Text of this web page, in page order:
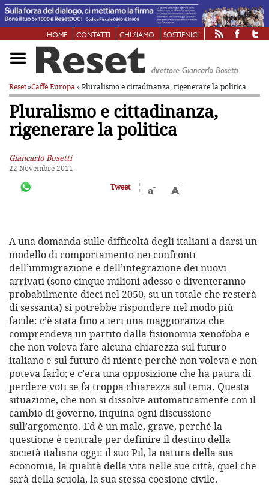
HOME CONTATTI CHI SIAMO SOSTIENICI
Reset»Caffè Europa» Pluralismo e cittadinanza, rigenerare la politica
Pluralismo e cittadinanza,
rigenerare la politica
Giancarlo Bosetti
22 Novembre 2011
Tweet
a- A+
A una domanda sulle difficoltà degli italiani a darsi un
modello di comportamento nei confronti
dell’immigrazione e dell’integrazione dei nuovi
arrivati (sono cinque milioni adesso e diventeranno
probabilmente dieci nel 2050, su un totale che resterà
di sessanta) si potrebbe rispondere nel modo più
facile: c’è stata fino a ieri una maggioranza che
comprendeva un partito dalla fisionomia xenofoba e
che non voleva fare alcuna chiarezza sul futuro
italiano e sul futuro di niente perché non voleva e non
poteva farlo; e c’era una opposizione che ha paura di
perdere voti se fa troppa chiarezza sul tema. Questa
situazione, che non si dissolve automaticamente con il
cambio di governo, inquina ogni discussione
sull’argomento. Ed è un male, grave, perché la
questione è centrale per definire il destino della
società italiana oggi: il suo Pil, la natura della sua
economia, la qualità della vita nelle sue città, quel che
sarà della scuola, la sua stessa coesione civile.